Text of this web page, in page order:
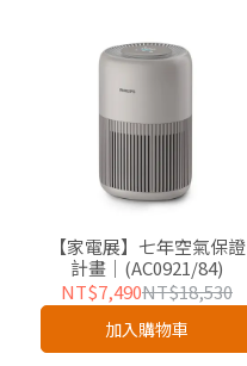
【家電展】七年空氣保證
計畫｜(AC0921/84)
NT$7,490NT$18,530
加入購物車